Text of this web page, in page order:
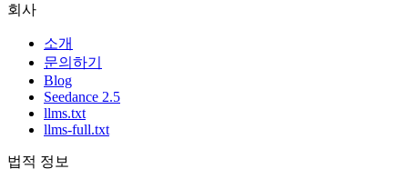
회사
소개
문의하기
Blog
Seedance 2.5
llms.txt
llms-full.txt
법적 정보